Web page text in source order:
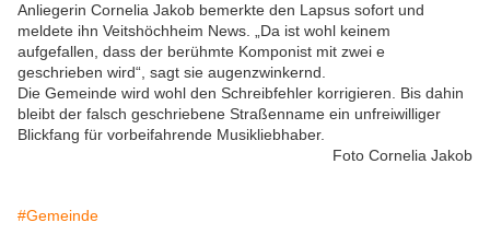
Anliegerin Cornelia Jakob bemerkte den Lapsus sofort und
meldete ihn Veitshöchheim News. „Da ist wohl keinem
aufgefallen, dass der berühmte Komponist mit zwei e
geschrieben wird“, sagt sie augenzwinkernd.
Die Gemeinde wird wohl den Schreibfehler korrigieren. Bis dahin
bleibt der falsch geschriebene Straßenname ein unfreiwilliger
Blickfang für vorbeifahrende Musikliebhaber.
Foto Cornelia Jakob
#Gemeinde